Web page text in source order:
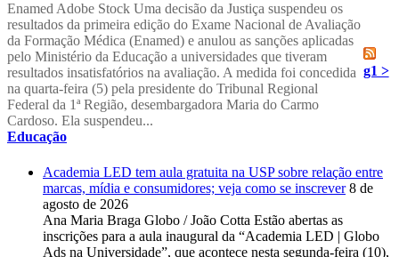
Enamed Adobe Stock Uma decisão da Justiça suspendeu os
resultados da primeira edição do Exame Nacional de Avaliação
da Formação Médica (Enamed) e anulou as sanções aplicadas
pelo Ministério da Educação a universidades que tiveram
resultados insatisfatórios na avaliação. A medida foi concedida
na quarta-feira (5) pela presidente do Tribunal Regional
Federal da 1ª Região, desembargadora Maria do Carmo
Cardoso. Ela suspendeu...
g1 >
Educação
Academia LED tem aula gratuita na USP sobre relação entre
marcas, mídia e consumidores; veja como se inscrever 8 de
agosto de 2026
Ana Maria Braga Globo / João Cotta Estão abertas as
inscrições para a aula inaugural da “Academia LED | Globo
Ads na Universidade”, que acontece nesta segunda-feira (10),